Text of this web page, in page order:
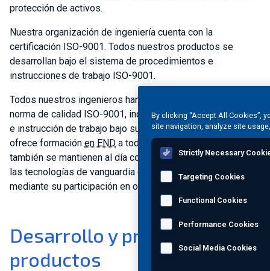
protección de activos.
Nuestra organización de ingeniería cuenta con la
certificación ISO-9001. Todos nuestros productos se
desarrollan bajo el sistema de procedimientos e
instrucciones de trabajo ISO-9001.
Todos nuestros ingenieros han recibido formación en la
norma de calidad ISO-9001, incluyendo cada procedimiento
e instrucción de trabajo bajo su responsabilidad. MISTRAS
ofrece formación en END a todos sus ingenieros, quienes
también se mantienen al día con el hardware, el software y
las tecnologías de vanguardia que se utilizan en la industria
mediante su participación en organizaciones del sector.
Desarrollo y pruebas de
productos
By clicking “Accept All Cookies”,
site navigation, analyze site
Strictly Necessary
Targeting Cookies
Functional Cookies
Performance Cookies
Social Media Cookies